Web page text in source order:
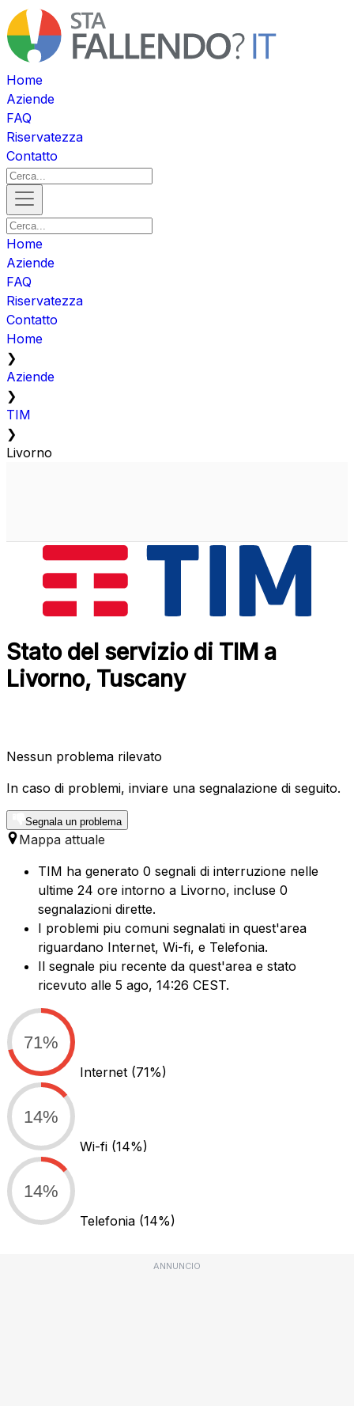
Home
Aziende
FAQ
Riservatezza
Contatto
Home
Aziende
FAQ
Riservatezza
Contatto
Home
❯
Aziende
❯
TIM
❯
Livorno
Stato del servizio di TIM a
Livorno, Tuscany
Nessun problema rilevato
In caso di problemi, inviare una segnalazione di seguito.
Segnala un problema
Mappa attuale
TIM ha generato 0 segnali di interruzione nelle
ultime 24 ore intorno a Livorno, incluse 0
segnalazioni dirette.
I problemi piu comuni segnalati in quest'area
riguardano Internet, Wi-fi, e Telefonia.
Il segnale piu recente da quest'area e stato
ricevuto alle 5 ago, 14:26 CEST.
71%
Internet (71%)
14%
Wi-fi (14%)
14%
Telefonia (14%)
ANNUNCIO